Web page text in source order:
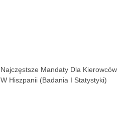
Najczęstsze Mandaty Dla Kierowców
W Hiszpanii (badania I Statystyki)